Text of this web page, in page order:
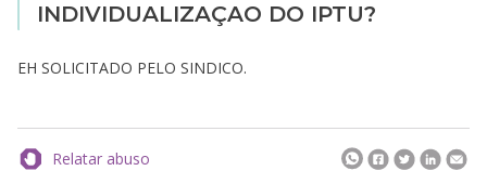
INDIVIDUALIZAÇAO DO IPTU?
EH SOLICITADO PELO SINDICO.
Relatar abuso